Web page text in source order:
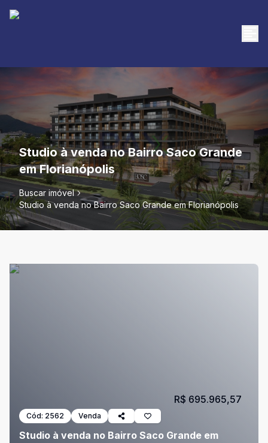
Studio à venda no Bairro Saco Grande
em Florianópolis
Buscar imóvel
Studio à venda no Bairro Saco Grande em Florianópolis
Cód: 2562 Venda
Studio à venda no Bairro Saco Grande em
R$ 695.965,57